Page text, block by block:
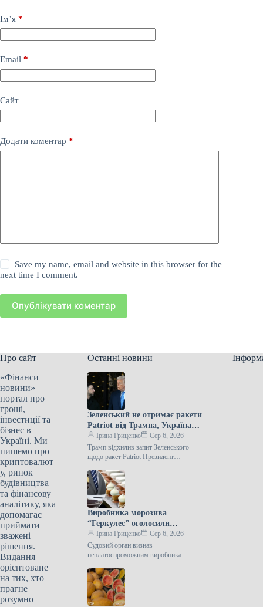
Ім’я *
Email *
Сайт
Додати коментар *
Save my name, email and website in this browser for the
next time I comment.
Опублікувати коментар
Про сайт
«Фінанси
новини» —
портал про
гроші,
інвестиції та
бізнес в
Україні. Ми
пишемо про
криптовалют
у, ринок
будівництва
та фінансову
аналітику, яка
допомагає
приймати
зважені
рішення.
Видання
орієнтоване
на тих, хто
прагне
розумно
Останні новини
Зеленський не отримає ракети
Patriot від Трампа, Україна
залишилася без них.
Ірина Гриценко
Сер 6, 2026
Трамп відхилив запит Зеленського
щодо ракет Patriot Президент
задовольнив прохання Володимира
Зеленського про передачу Україні
Виробника морозива
“Геркулес” оголосили
банкрутом через борги на
мільярди.
Ірина Гриценко
Сер 6, 2026
Судовий орган визнав
неплатоспроможним виробника
Донецької області оголосив банкрутом
приватне акціонерне товариство
“Геркулес” — колишнього